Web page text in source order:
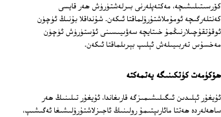
كۆرسىتىلىشىچە، مەكتەپلەرنى بىرلەشتۈرۈش ھەر قايسى
كەنتلەرگىچە ئومۇملاشتۇرۇلماقتا ئىكەن. شۇنداقلا بۇنىڭ ئۈچۈن
ئوقۇتقۇچىلارنىڭمۇ خىتايچە سەۋىيىسىنى ئۆستۈرۈش ئۈچۈن
مەخسۇس تەربىيىلەش ئېلىپ بېرىلماقتا ئىكەن.
ھۆكۈمەت كۈتكىنىگە يەتمەكتە
ئۇيغۇر ئېلىدىن ئىگىلىشىمىزگە قارىغاندا، ئۇيغۇر تىلىنىڭ ھەر
ساھەلەردە ھەتتا مائارىپتىمۇ رولىنىڭ ئاجىزلاشتۇرۇلىشىغا ئەگىشىپ،